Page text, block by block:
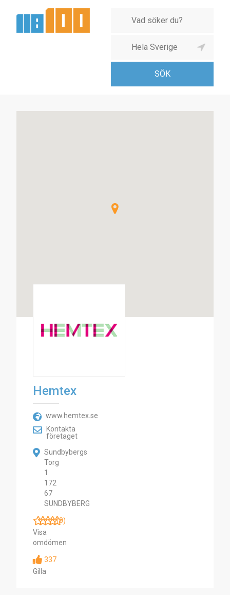
Hemtex
www.hemtex.se
Kontakta
företaget
Sundbybergs
Torg
1
172
67
SUNDBYBERG
(0)
Visa
omdömen
337
Gilla